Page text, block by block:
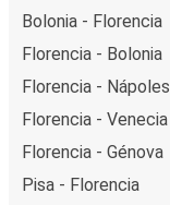
Bolonia - Florencia
Florencia - Bolonia
Florencia - Nápoles
Florencia - Venecia
Florencia - Génova
Pisa - Florencia